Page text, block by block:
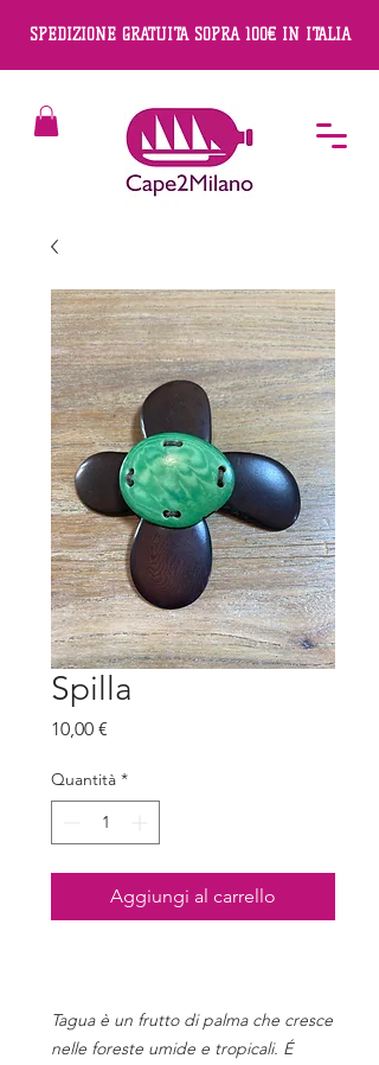
SPEDIZIONE GRATUITA SOPRA 100€ IN ITALIA
Spilla
10,00 €
Quantità *
Aggiungi al carrello
Tagua è un frutto di palma che cresce
nelle foreste umide e tropicali. É